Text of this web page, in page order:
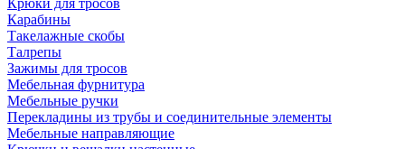
Крюки для тросов
Карабины
Такелажные скобы
Талрепы
Зажимы для тросов
Мебельная фурнитура
Мебельные ручки
Перекладины из трубы и соединительные элементы
Мебельные направляющие